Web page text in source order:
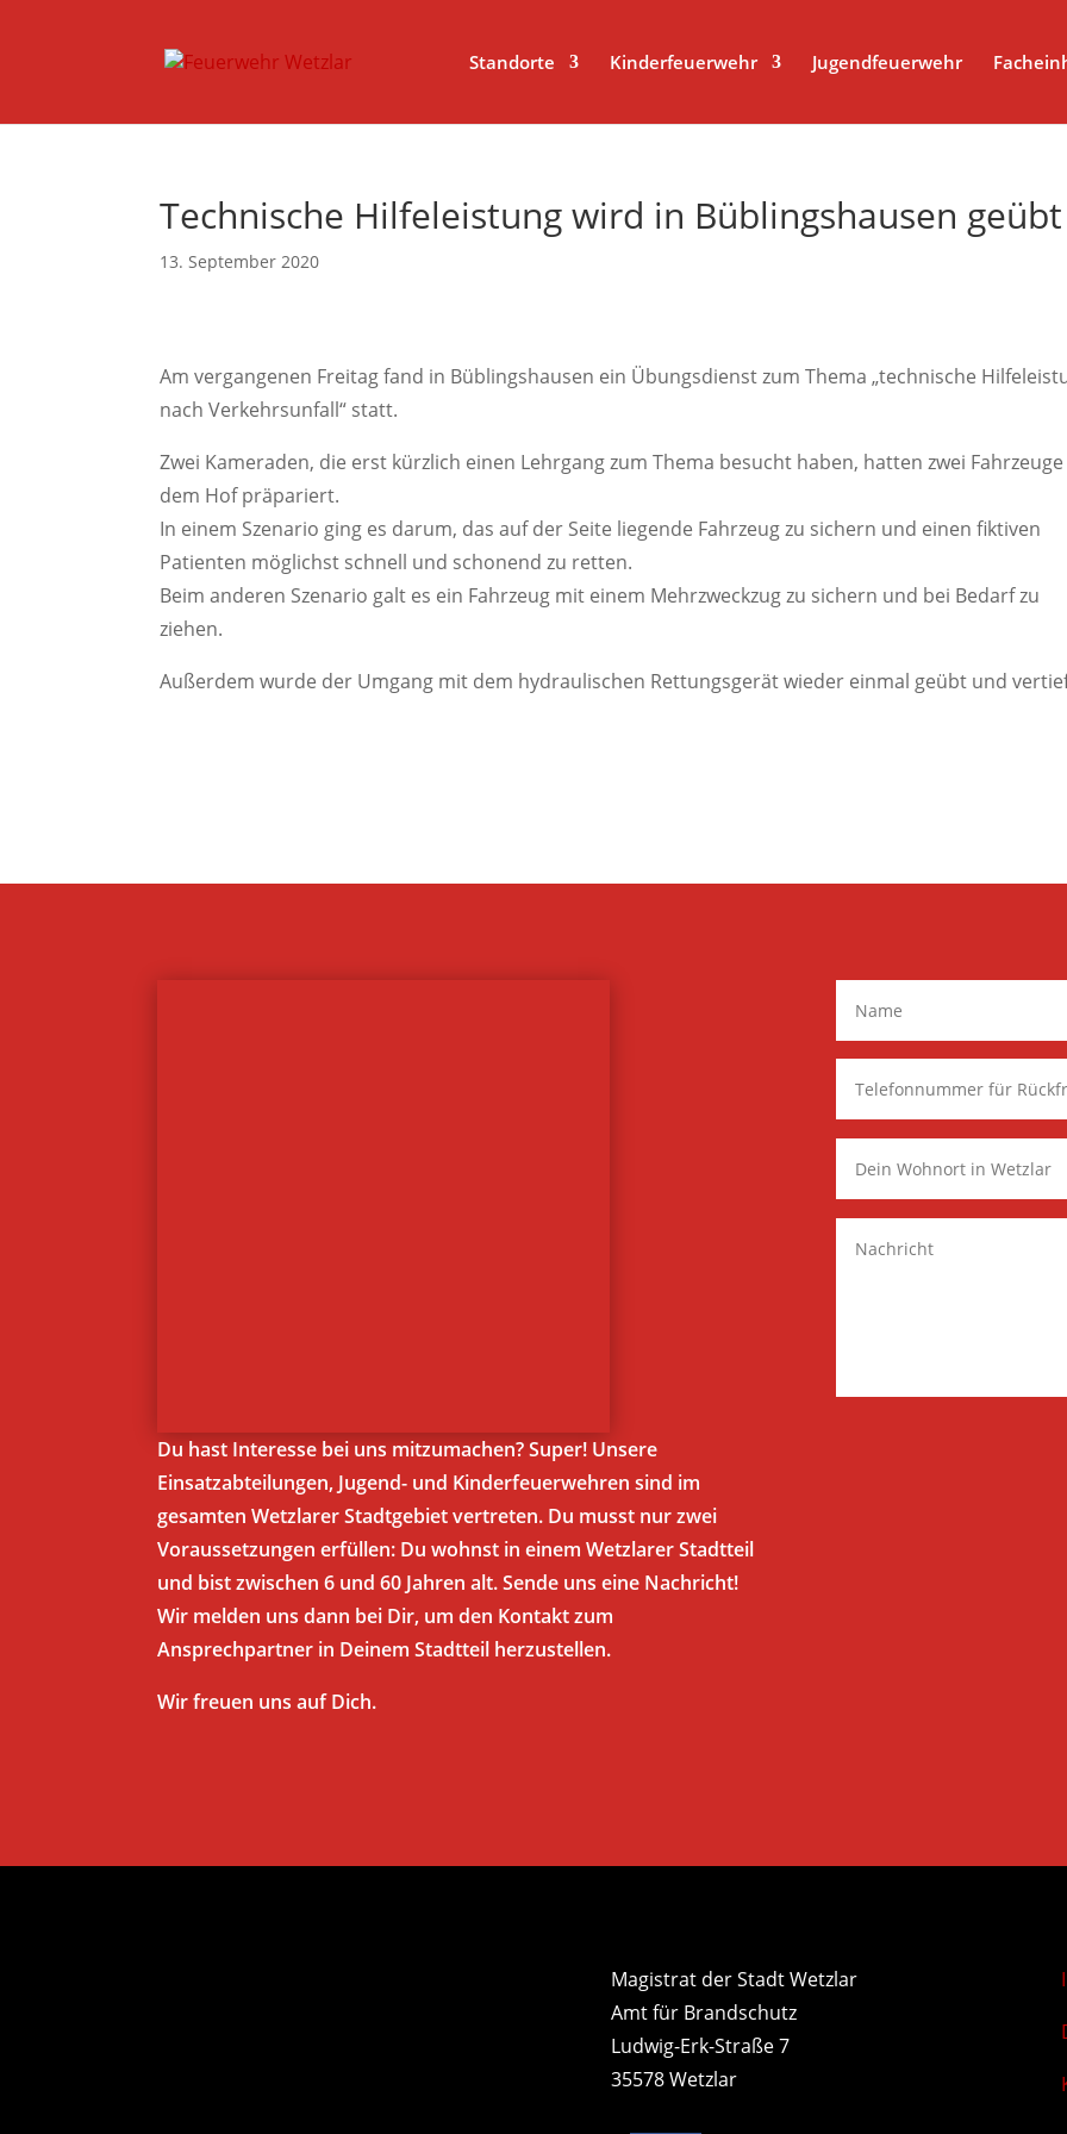
Standorte Kinderfeuerwehr Jugendfeuerwehr
Technische Hilfeleistung wird in Büblingshausen geübt
13. September 2020
Am vergangenen Freitag fand in Büblingshausen ein Übungsdienst zum Thema „technische
nach Verkehrsunfall“ statt.
Zwei Kameraden, die erst kürzlich einen Lehrgang zum Thema besucht haben, hatten zwei
dem Hof präpariert.
In einem Szenario ging es darum, das auf der Seite liegende Fahrzeug zu sichern und einen fiktiven
Patienten möglichst schnell und schonend zu retten.
Beim anderen Szenario galt es ein Fahrzeug mit einem Mehrzweckzug zu sichern und bei Bedarf zu
ziehen.
Außerdem wurde der Umgang mit dem hydraulischen Rettungsgerät wieder einmal geübt und
Du hast Interesse bei uns mitzumachen? Super! Unsere
Einsatzabteilungen, Jugend- und Kinderfeuerwehren sind im
gesamten Wetzlarer Stadtgebiet vertreten. Du musst nur zwei
Voraussetzungen erfüllen: Du wohnst in einem Wetzlarer Stadtteil
und bist zwischen 6 und 60 Jahren alt. Sende uns eine Nachricht!
Wir melden uns dann bei Dir, um den Kontakt zum
Ansprechpartner in Deinem Stadtteil herzustellen.
Wir freuen uns auf Dich.
Magistrat der Stadt Wetzlar
Amt für Brandschutz
Ludwig-Erk-Straße 7
35578 Wetzlar